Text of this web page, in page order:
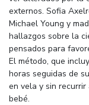
externos. Sofia
Michael Young y
hallazgos sobre la
pensados para
El método, que
horas seguidas de
en vela y sin
bebé.